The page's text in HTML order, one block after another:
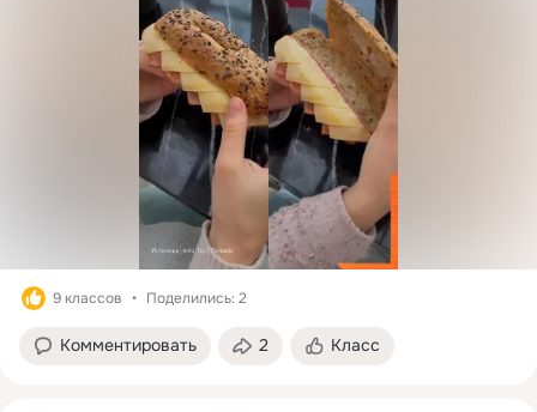
9 классов Поделились: 2
Комментировать 2 Класс